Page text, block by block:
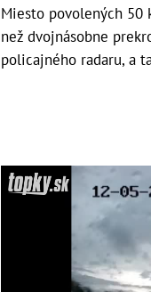
Miesto povolených 50
než dvojnásobne
policajného radaru, a